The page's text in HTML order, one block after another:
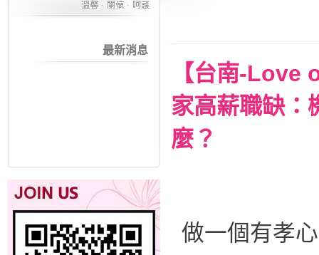
最新消息
【台南-Love
家高薪職缺：
麼？
做一個有孝